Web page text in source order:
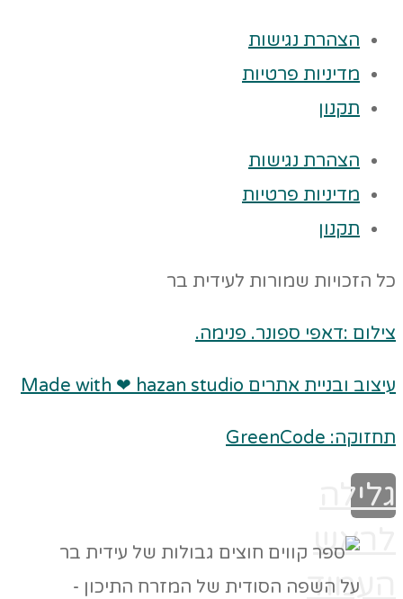
הצהרת נגישות
מדיניות פרטיות
תקנון
הצהרת נגישות
מדיניות פרטיות
תקנון
כל הזכויות שמורות לעידית בר
צילום :דאפי ספונר. פנימה.
עיצוב ובניית אתרים Made with ❤ hazan studio
תחזוקה: GreenCode
גלילה
לראש
העמוד